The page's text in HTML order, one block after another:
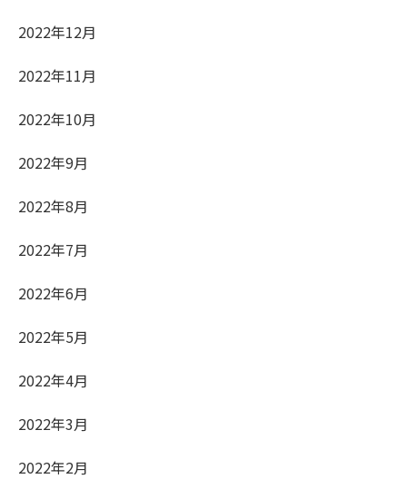
2022年12月
2022年11月
2022年10月
2022年9月
2022年8月
2022年7月
2022年6月
2022年5月
2022年4月
2022年3月
2022年2月